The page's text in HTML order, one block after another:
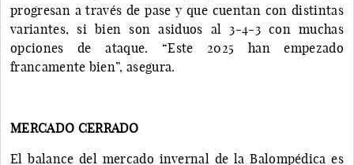
progresan a través de pase y que cuentan con distintas
variantes, si bien son asiduos al 3-4-3 con muchas
opciones de ataque. “Este 2025 han empezado
francamente bien”, asegura.
MERCADO CERRADO
El balance del mercado invernal de la Balompédica es